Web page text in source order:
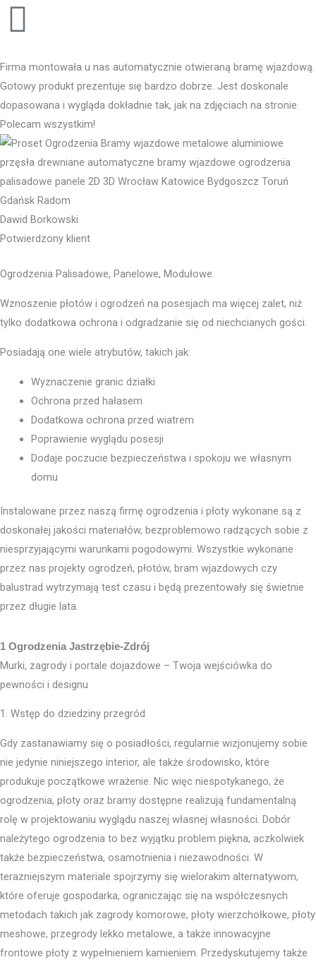
Firma montowała u nas automatycznie otwieraną bramę wjazdową.
Gotowy produkt prezentuje się bardzo dobrze. Jest doskonale
dopasowana i wygląda dokładnie tak, jak na zdjęciach na stronie.
Polecam wszystkim!
Dawid Borkowski
Potwierdzony klient
Ogrodzenia Palisadowe, Panelowe, Modułowe.
Wznoszenie płotów i ogrodzeń na posesjach ma więcej zalet, niż
tylko dodatkowa ochrona i odgradzanie się od niechcianych gości.
Posiadają one wiele atrybutów, takich jak:
Wyznaczenie granic działki
Ochrona przed hałasem
Dodatkowa ochrona przed wiatrem
Poprawienie wyglądu posesji
Dodaje poczucie bezpieczeństwa i spokoju we własnym
domu
Instalowane przez naszą firmę ogrodzenia i płoty wykonane są z
doskonałej jakości materiałów, bezproblemowo radzących sobie z
niesprzyjającymi warunkami pogodowymi. Wszystkie wykonane
przez nas projekty ogrodzeń, płotów, bram wjazdowych czy
balustrad wytrzymają test czasu i będą prezentowały się świetnie
przez długie lata.
1 Ogrodzenia Jastrzębie-Zdrój
Murki, zagrody i portale dojazdowe – Twoja wejściówka do
pewności i designu
1. Wstęp do dziedziny przegród
Gdy zastanawiamy się o posiadłości, regularnie wizjonujemy sobie
nie jedynie niniejszego interior, ale także środowisko, które
produkuje początkowe wrażenie. Nic więc niespotykanego, że
ogrodzenia, płoty oraz bramy dostępne realizują fundamentalną
rolę w projektowaniu wyglądu naszej własnej własności. Dobór
należytego ogrodzenia to bez wyjątku problem piękna, aczkolwiek
także bezpieczeństwa, osamotnienia i niezawodności. W
terazniejszym materiale spojrzymy się wielorakim alternatywom,
które oferuje gospodarka, ograniczając się na współczesnych
metodach takich jak zagrody komorowe, płoty wierzchołkowe, płoty
meshowe, przegrody lekko metalowe, a także innowacyjne
frontowe płoty z wypełnieniem kamieniem. Przedyskutujemy także